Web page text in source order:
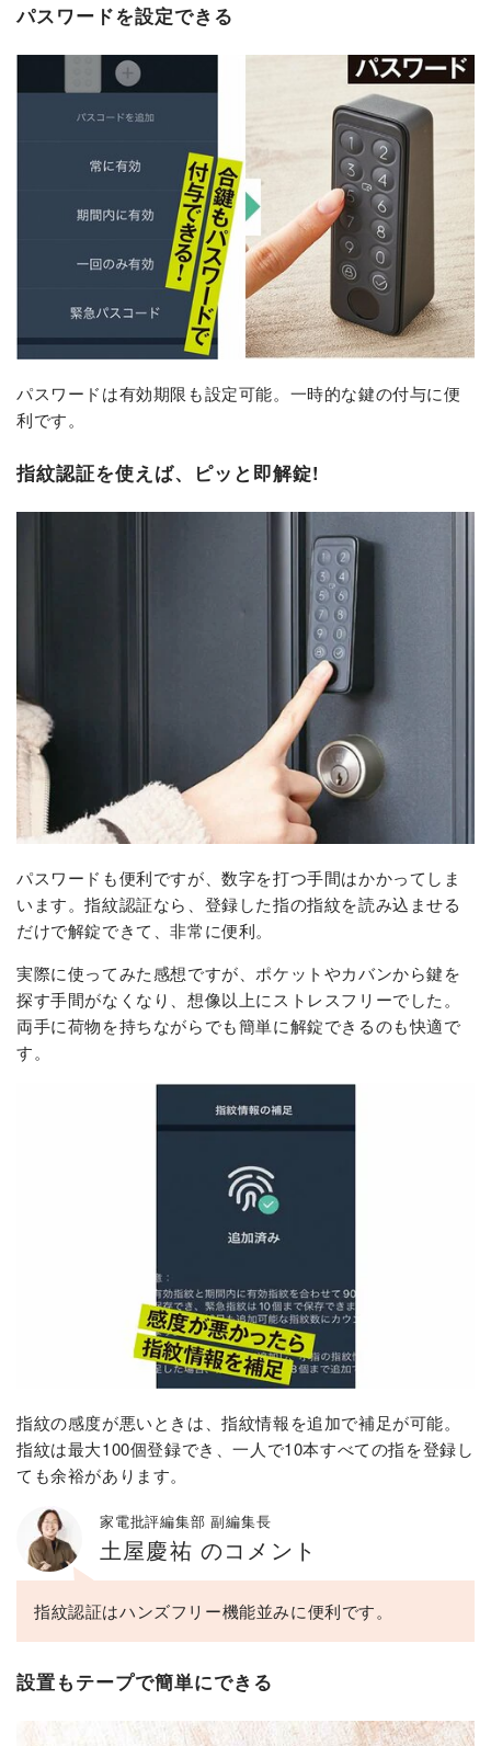
パスワードを設定できる
パスワードは有効期限も設定可能。一時的な鍵の付与に便
利です。
指紋認証を使えば、ピッと即解錠!
パスワードも便利ですが、数字を打つ手間はかかってしま
います。指紋認証なら、登録した指の指紋を読み込ませる
だけで解錠できて、非常に便利。
実際に使ってみた感想ですが、ポケットやカバンから鍵を
探す手間がなくなり、想像以上にストレスフリーでした。
両手に荷物を持ちながらでも簡単に解錠できるのも快適で
す。
指紋の感度が悪いときは、指紋情報を追加で補足が可能。
指紋は最大100個登録でき、一人で10本すべての指を登録し
ても余裕があります。
家電批評編集部 副編集長
土屋慶祐 のコメント
指紋認証はハンズフリー機能並みに便利です。
設置もテープで簡単にできる